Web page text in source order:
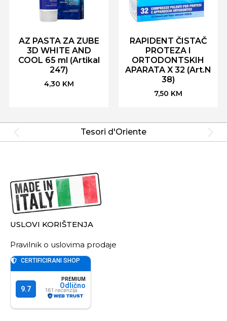
AZ PASTA ZA ZUBE
3D WHITE AND
COOL 65 ml (Artikal
247)
4,30 KM
RAPIDENT ČISTAČ
PROTEZA I
ORTODONTSKIH
APARATA X 32 (Art.N
38)
7,50 KM
Tesori d'Oriente
USLOVI KORIŠTENJA
Pravilnik o uslovima prodaje